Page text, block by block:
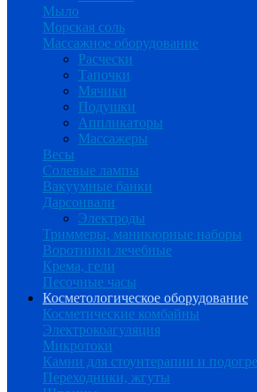
Мыло
Морская соль
Массажное оборудование
Расчески
Тапочки
Мячики
Подушки
Аппликаторы
Массажеры
Весы
Солевые лампы
Вакуумные банки
Дарсонвали
Электроды
Триммеры, маникюрные наборы
Воротники лечебные
Крема, гели
Песочные часы
Косметологическое оборудование
Косметические комбайны
Электрокоагуляция
Микротоки
Камни для стоунтерапии и
Переходники, жгуты